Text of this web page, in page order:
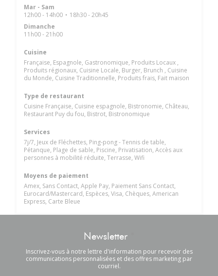
Mar - Sam
12h00 - 14h00 • 18h30 - 20h45
Dimanche
11h00 - 21h00
Cuisine
Française, Espagnole, Gastronomique, Produits Locaux ,
Produits régionaux, Cuisine Locale, Burger, Brunch , Cuisine
du Monde, Cuisine Traditionnelle, Produits frais, Fait maison
Type de restaurant
Cuisine Française, Cuisine espagnole, Bistronomie, Château,
Restaurant Puy du fou, Bistrot, Bistronomique
Services
7j/7, Jeux de Fléchettes, Ping-pong - Tennis de table,
Pétanque, Plage de sable, Piscine, Privatisation, Accès aux
personnes à mobilité réduite, Terrasse, Wifi
Moyens de paiement
Amex, Sans Contact, Apple Pay, Paiement Sans Contact,
Eurocard/Mastercard, Espèces, Visa, Chèques, American
Express, Carte Bleue
Newsletter
Inscrivez-vous à notre lettre d'information pour recevoir des
communications personnalisées et des offres marketing par
courriel.